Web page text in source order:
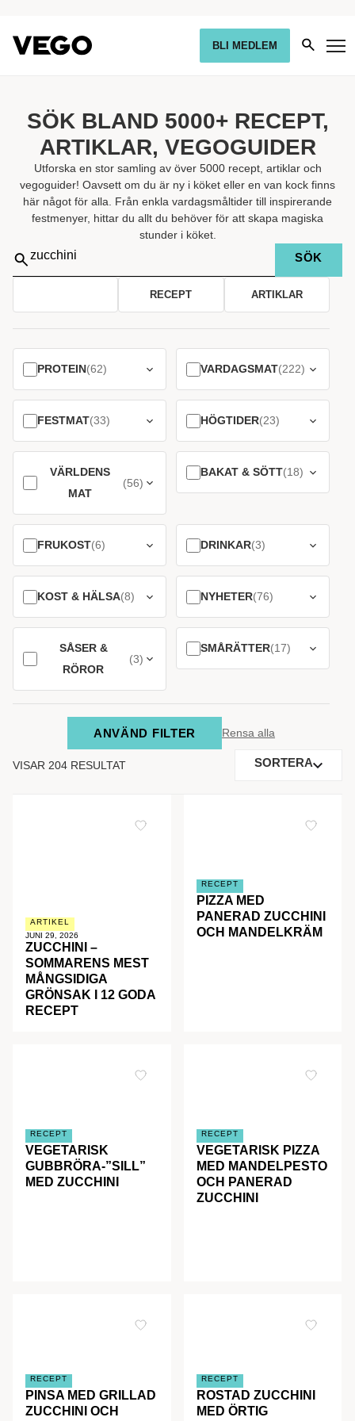
BLI MEDLEM
SÖK BLAND 5000+ RECEPT,
ARTIKLAR, VEGOGUIDER
Utforska en stor samling av över 5000 recept, artiklar och
vegoguider! Oavsett om du är ny i köket eller en van kock finns
här något för alla. Från enkla vardagsmåltider till inspirerande
festmenyer, hittar du allt du behöver för att skapa magiska
stunder i köket.
Sök
på:
RECEPT ARTIKLAR
PROTEIN(62) VARDAGSMAT(222)
FESTMAT(33) HÖGTIDER(23)
VÄRLDENS
MAT
(56)
BAKAT & SÖTT(18)
FRUKOST(6) DRINKAR(3)
KOST & HÄLSA(8) NYHETER(76)
SÅSER &
RÖROR
(3)
SMÅRÄTTER(17)
ANVÄND FILTER Rensa alla
VISAR 204 RESULTAT SORTERA
ARTIKEL
JUNI 29, 2026
ZUCCHINI –
SOMMARENS MEST
MÅNGSIDIGA
GRÖNSAK I 12 GODA
RECEPT
RECEPT
PIZZA MED
PANERAD ZUCCHINI
OCH MANDELKRÄM
RECEPT
VEGETARISK
GUBBRÖRA-”SILL”
MED ZUCCHINI
RECEPT
VEGETARISK PIZZA
MED MANDELPESTO
OCH PANERAD
ZUCCHINI
RECEPT
PINSA MED GRILLAD
ZUCCHINI OCH
RECEPT
ROSTAD ZUCCHINI
MED ÖRTIG